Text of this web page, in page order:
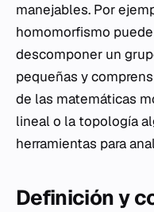
manejables. Por
homomorfismo
descomponer un
pequeñas y
de las matemáticas
lineal o la topología
herramientas para
Definición y